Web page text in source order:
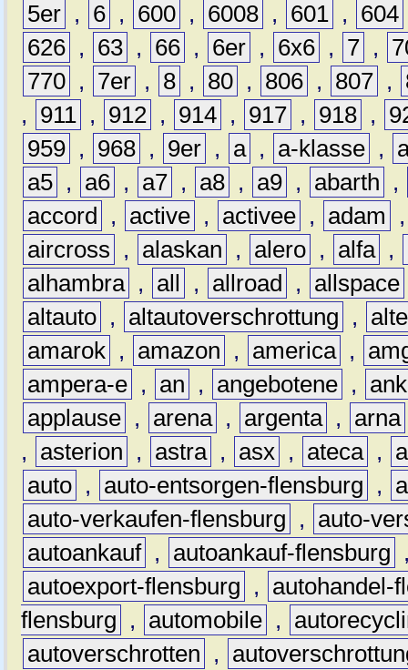
5er , 6 , 600 , 6008 , 601 , 604
626 , 63 , 66 , 6er , 6x6 , 7 ,
770 , 7er , 8 , 80 , 806 , 807 ,
,
911 , 912 , 914 , 917 , 918 ,
959 , 968 , 9er , a , a-klasse ,
a5 , a6 , a7 , a8 , a9 , abarth
,
accord
, active , activee , adam
aircross
, alaskan , alero , alfa ,
alhambra , all , allroad , allspace
altauto , altautoverschrottung ,
amarok , amazon , america ,
ampera-e , an , angebotene ,
applause , arena , argenta , arna
,
asterion , astra , asx , ateca ,
auto , auto-entsorgen-flensburg ,
auto-verkaufen-flensburg
,
auto-
autoankauf , autoankauf-flensburg
autoexport-flensburg
,
autohandel-
flensburg
, automobile ,
autoverschrotten
,